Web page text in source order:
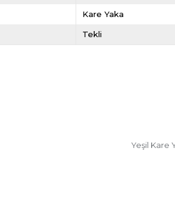
Kare Yaka
Tekli
Yeşil Kare